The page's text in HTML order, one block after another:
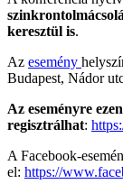
keresztül is.
Az esemény
Budapest, Nádor
Az eseményre
regisztrálhat:
A Facebook-
el: https://